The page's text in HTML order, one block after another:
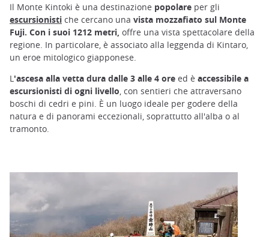
Il Monte Kintoki è una destinazione popolare per gli
escursionisti che cercano una vista mozzafiato sul Monte
Fuji. Con i suoi 1212 metri, offre una vista spettacolare della
regione. In particolare, è associato alla leggenda di Kintaro,
un eroe mitologico giapponese.
L 'ascesa alla vetta dura dalle 3 alle 4 ore ed è accessibile a
escursionisti di ogni livello , con sentieri che attraversano
boschi di cedri e pini. È un luogo ideale per godere della
natura e di panorami eccezionali, soprattutto all'alba o al
tramonto.